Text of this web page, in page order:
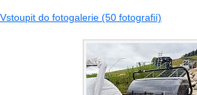
Vstoupit do fotogalerie (50 fotografií)